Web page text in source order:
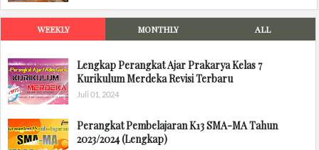
WEEKLY MONTHLY ALL
Lengkap Perangkat Ajar Prakarya Kelas 7
Kurikulum Merdeka Revisi Terbaru
Juli 01, 2024
Perangkat Pembelajaran K13 SMA-MA Tahun
2023/2024 (Lengkap)